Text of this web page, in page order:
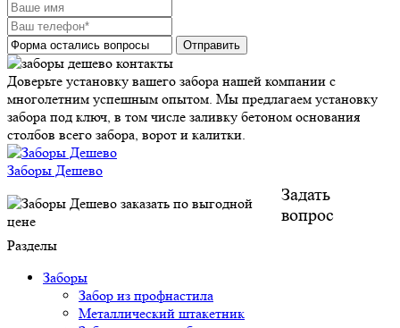
Доверьте установку вашего забора нашей компании с
многолетним успешным опытом. Мы предлагаем установку
забора под ключ, в том числе заливку бетоном основания
столбов всего забора, ворот и калитки.
Заборы Дешево
Задать
вопрос
Разделы
Заборы
Забор из профнастила
Металлический штакетник